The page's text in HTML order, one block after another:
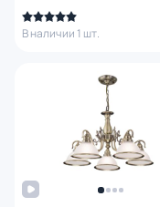
В наличии 1 шт.
Вид лампы
Тип помещения